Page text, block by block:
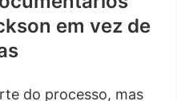
em vez de
do processo, mas